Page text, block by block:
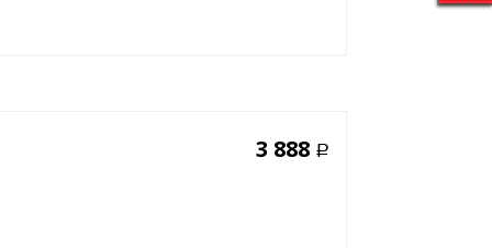
3 888 Р